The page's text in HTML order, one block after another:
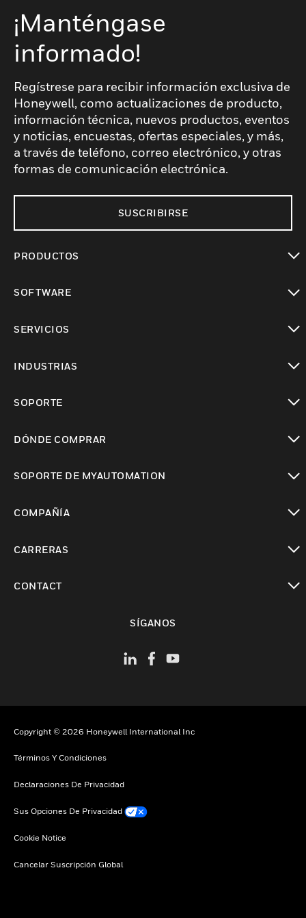
¡Manténgase
informado!
Regístrese para recibir información exclusiva de
Honeywell, como actualizaciones de producto,
información técnica, nuevos productos, eventos
y noticias, encuestas, ofertas especiales, y más,
a través de teléfono, correo electrónico, y otras
formas de comunicación electrónica.
SUSCRIBIRSE
PRODUCTOS
SOFTWARE
SERVICIOS
INDUSTRIAS
SOPORTE
DÓNDE COMPRAR
SOPORTE DE MYAUTOMATION
COMPAÑÍA
CARRERAS
CONTACT
SÍGANOS
Copyright © 2026 Honeywell International Inc
Términos Y Condiciones
Declaraciones De Privacidad
Sus Opciones De Privacidad
Cookie Notice
Cancelar Suscripción Global